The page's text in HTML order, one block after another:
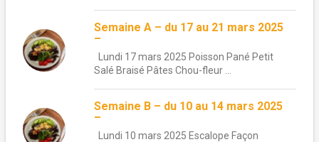
Semaine A – du 17 au 21 mars 2025
–
Lundi 17 mars 2025 Poisson Pané Petit
Salé Braisé Pâtes Chou-fleur ...
Semaine B – du 10 au 14 mars 2025
–
Lundi 10 mars 2025 Escalope Façon